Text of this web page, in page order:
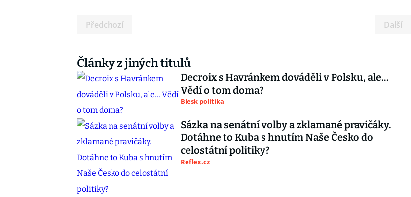
Předchozí Další
Články z jiných titulů
Decroix s Havránkem dováděli v Polsku, ale…
Vědí o tom doma?
Blesk politika
Sázka na senátní volby a zklamané pravičáky.
Dotáhne to Kuba s hnutím Naše Česko do
celostátní politiky?
Reflex.cz